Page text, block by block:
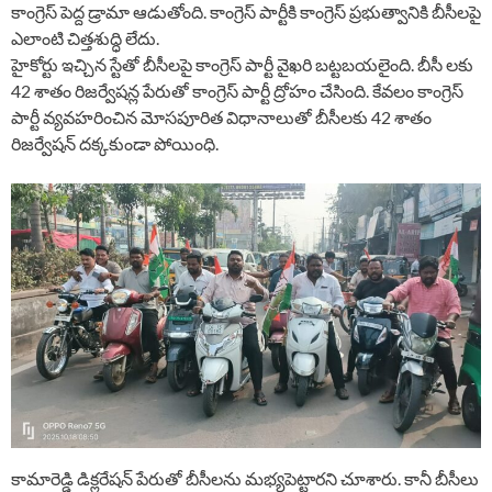
కాంగ్రెస్ పెద్ద డ్రామా ఆడుతోంది. కాంగ్రెస్ పార్టీకి కాంగ్రెస్ ప్రభుత్వానికి బీసీలపై
ఎలాంటి చిత్తశుద్ధి లేదు.
హైకోర్టు ఇచ్చిన స్టేతో బీసీలపై కాంగ్రెస్ పార్టీ వైఖరి బట్టబయలైంది. బీసీ లకు
42 శాతం రిజర్వేషన్ల పేరుతో కాంగ్రెస్ పార్టీ ద్రోహం చేసింది. కేవలం కాంగ్రెస్
పార్టీ వ్యవహరించిన మోసపూరిత విధానాలుతో బీసీలకు 42 శాతం
రిజర్వేషన్ దక్కకుండా పోయింధి.
కామారెడ్డి డిక్లరేషన్ పేరుతో బీసీలను మభ్యపెట్టారని చూశారు. కానీ బీసీలు